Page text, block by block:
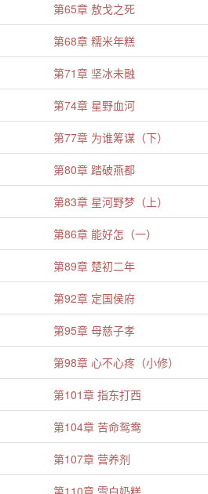
第65章 敖戈之死
第68章 糯米年糕
第71章 坚冰未融
第74章 星野血河
第77章 为谁筹谋（下）
第80章 踏破燕都
第83章 星河野梦（上）
第86章 能好怎（一）
第89章 楚初二年
第92章 定国侯府
第95章 母慈子孝
第98章 心不心疼（小修）
第101章 指东打西
第104章 苦命鸳鸯
第107章 营养剂
第110章 雪白奶糕